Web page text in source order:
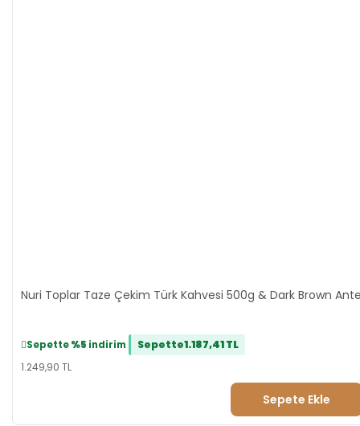
Nuri Toplar Taze Çekim Türk Kahvesi 500g & Dark Brown
Sepette%5 indirim Sepette1.187,41 TL
1.249,90 TL
Sepete Ekle